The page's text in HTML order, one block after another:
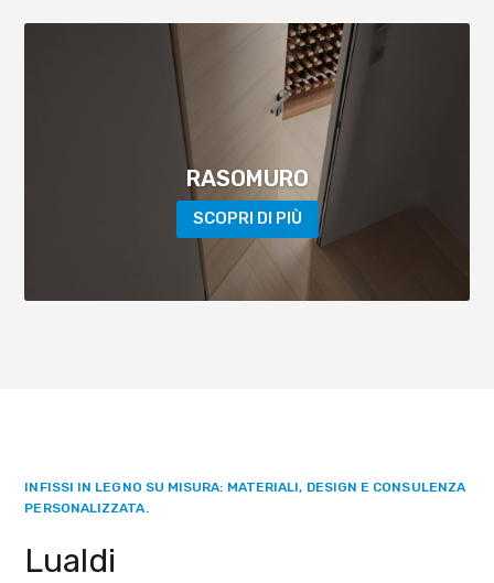
RASOMURO
SCOPRI DI PIÙ
INFISSI IN LEGNO SU MISURA: MATERIALI, DESIGN E CONSULENZA
PERSONALIZZATA.
Lualdi